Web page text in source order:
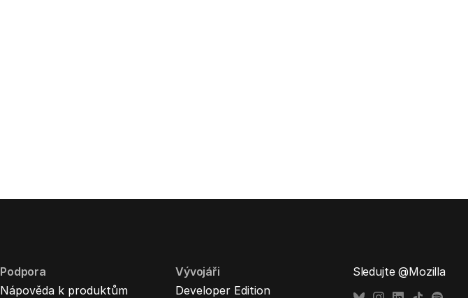
Podpora
Nápověda k produktům
Vývojáři
Developer Edition
Sledujte @Mozilla